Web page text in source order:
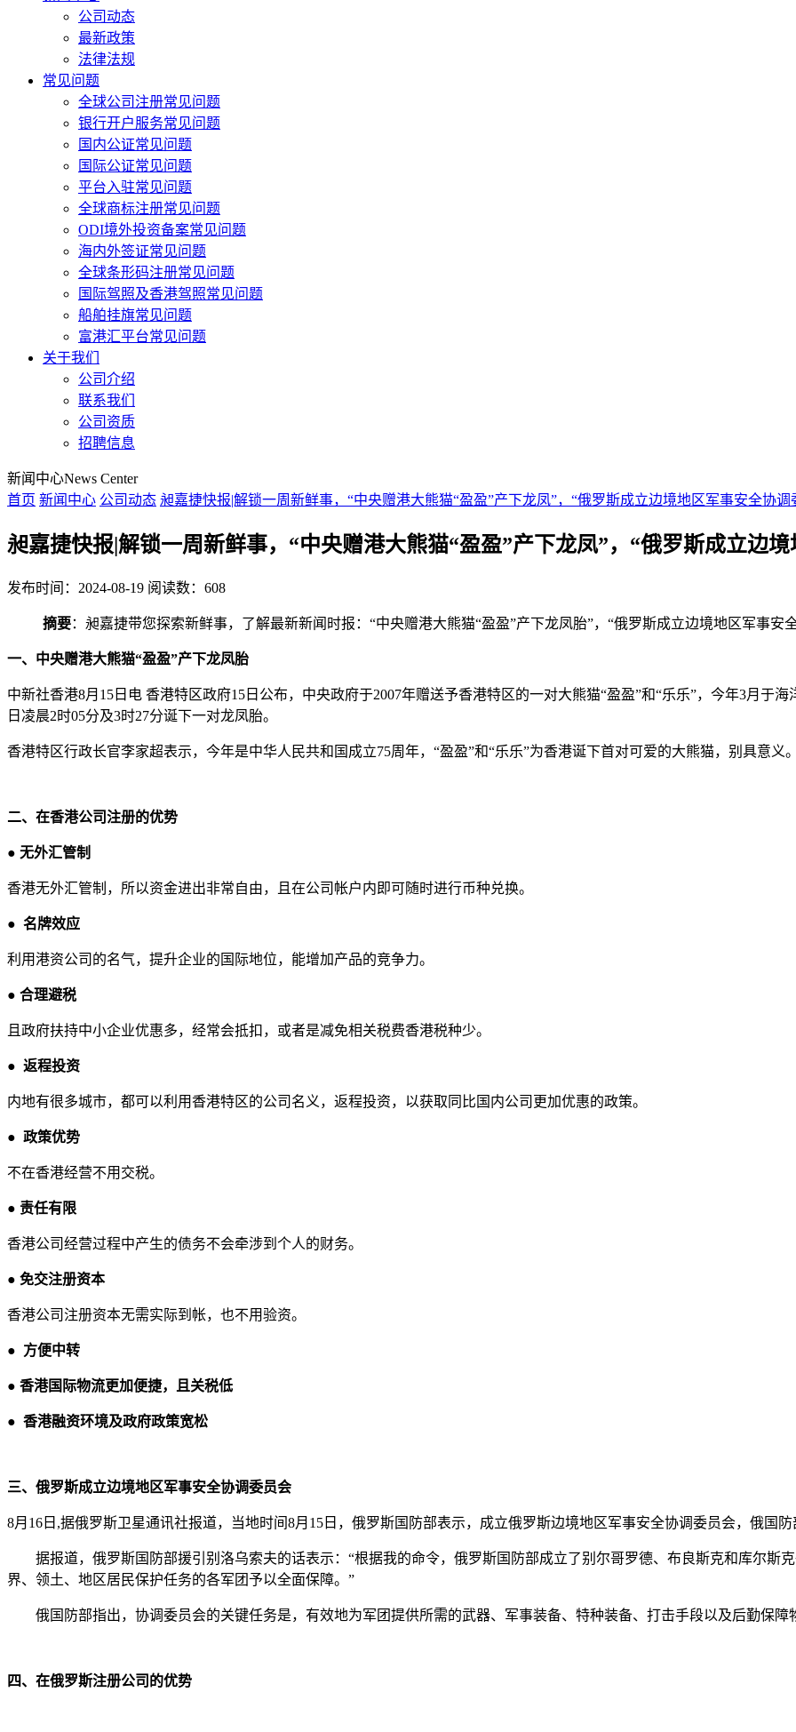
公司动态
最新政策
法律法规
常见问题
全球公司注册常见问题
银行开户服务常见问题
国内公证常见问题
国际公证常见问题
平台入驻常见问题
全球商标注册常见问题
ODI境外投资备案常见问题
海内外签证常见问题
全球条形码注册常见问题
国际驾照及香港驾照常见问题
船舶挂旗常见问题
富港汇平台常见问题
关于我们
公司介绍
联系我们
公司资质
招聘信息
新闻中心News Center
首页 新闻中心 公司动态 昶嘉捷快报|解锁一周新鲜事，“中央赠港大熊猫“盈盈”产下龙凤”，“俄罗斯成立边境地区军事安全协调
昶嘉捷快报|解锁一周新鲜事，“中央赠港大熊猫“盈盈”产下龙凤”，“俄罗斯成立边
发布时间：2024-08-19 阅读数：608
摘要：昶嘉捷带您探索新鲜事，了解最新新闻时报：“中央赠港大熊猫“盈盈”产下龙凤胎”，“俄罗斯成立边境地区军事安
一、中央赠港大熊猫“盈盈”产下龙凤胎
中新社香港8月15日电 香港特区政府15日公布，中央政府于2007年赠送予香港特区的一对大熊猫“盈盈”和“乐乐”，今年3月于
日凌晨2时05分及3时27分诞下一对龙凤胎。
香港特区行政长官李家超表示，今年是中华人民共和国成立75周年，“盈盈”和“乐乐”为香港诞下首对可爱的大熊猫，别具意义
二、在香港公司注册的优势
● 无外汇管制
香港无外汇管制，所以资金进出非常自由，且在公司帐户内即可随时进行币种兑换。
● 名牌效应
利用港资公司的名气，提升企业的国际地位，能增加产品的竞争力。
● 合理避税
且政府扶持中小企业优惠多，经常会抵扣，或者是减免相关税费香港税种少。
● 返程投资
内地有很多城市，都可以利用香港特区的公司名义，返程投资，以获取同比国内公司更加优惠的政策。
● 政策优势
不在香港经营不用交税。
● 责任有限
香港公司经营过程中产生的债务不会牵涉到个人的财务。
● 免交注册资本
香港公司注册资本无需实际到帐，也不用验资。
● 方便中转
● 香港国际物流更加便捷，且关税低
● 香港融资环境及政府政策宽松
三、俄罗斯成立边境地区军事安全协调委员会
8月16日,据俄罗斯卫星通讯社报道，当地时间8月15日，俄罗斯国防部表示，成立俄罗斯边境地区军事安全协调委员会，俄国
据报道，俄罗斯国防部援引别洛乌索夫的话表示：“根据我的命令，俄罗斯国防部成立了别尔哥罗德、布良斯克和库尔斯
界、领土、地区居民保护任务的各军团予以全面保障。”
俄国防部指出，协调委员会的关键任务是，有效地为军团提供所需的武器、军事装备、特种装备、打击手段以及后勤保障
四、在俄罗斯注册公司的优势